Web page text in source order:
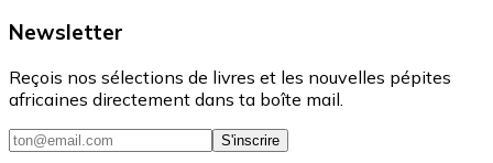
Newsletter
Reçois nos sélections de livres et les nouvelles pépites
africaines directement dans ta boîte mail.
S'inscrire